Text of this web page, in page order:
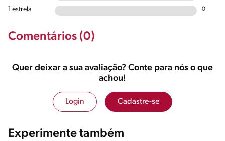
1 estrela 0
Comentários (0)
Quer deixar a sua avaliação? Conte para nós o que
achou!
Login Cadastre-se
Experimente também